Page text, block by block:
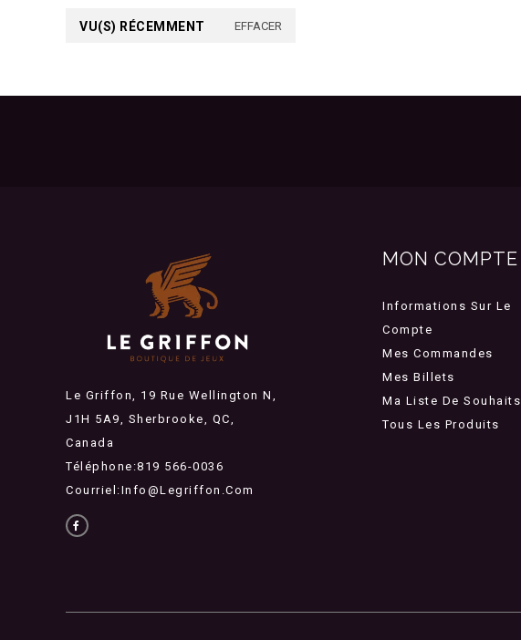
VU(S) RÉCEMMENT EFFACER
Le Griffon, 19 Rue Wellington N,
J1H 5A9, Sherbrooke, QC,
Canada
Téléphone:819 566-0036
Courriel:Info@legriffon.com
MON COMPTE
Informations Sur Le
Compte
Mes Commandes
Mes Billets
Ma Liste De Souhaits
Tous Les Produits